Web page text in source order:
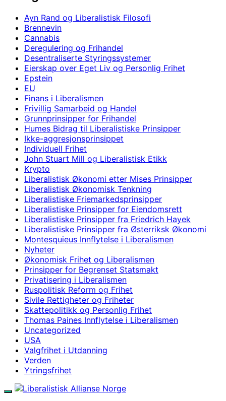
Ayn Rand og Liberalistisk Filosofi
Brennevin
Cannabis
Deregulering og Frihandel
Desentraliserte Styringssystemer
Eierskap over Eget Liv og Personlig Frihet
Epstein
EU
Finans i Liberalismen
Frivillig Samarbeid og Handel
Grunnprinsipper for Frihandel
Humes Bidrag til Liberalistiske Prinsipper
Ikke-aggresjonsprinsippet
Individuell Frihet
John Stuart Mill og Liberalistisk Etikk
Krypto
Liberalistisk Økonomi etter Mises Prinsipper
Liberalistisk Økonomisk Tenkning
Liberalistiske Friemarkedsprinsipper
Liberalistiske Prinsipper for Eiendomsrett
Liberalistiske Prinsipper fra Friedrich Hayek
Liberalistiske Prinsipper fra Østerriksk Økonomi
Montesquieus Innflytelse i Liberalismen
Nyheter
Økonomisk Frihet og Liberalismen
Prinsipper for Begrenset Statsmakt
Privatisering i Liberalismen
Ruspolitisk Reform og Frihet
Sivile Rettigheter og Friheter
Skattepolitikk og Personlig Frihet
Thomas Paines Innflytelse i Liberalismen
Uncategorized
USA
Valgfrihet i Utdanning
Verden
Ytringsfrihet